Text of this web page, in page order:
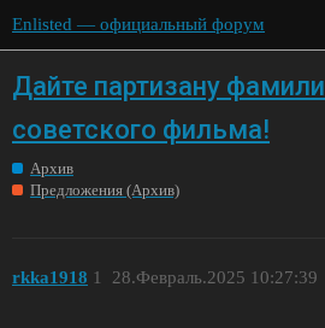
Enlisted — официальный форум
Дайте партизану
советского фильма!
Архив
Предложения (Архив)
rkka1918 28.Февраль.2025 10:27:39
1